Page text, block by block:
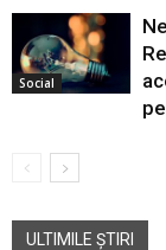
Social
ULTIMILE ȘTIRI